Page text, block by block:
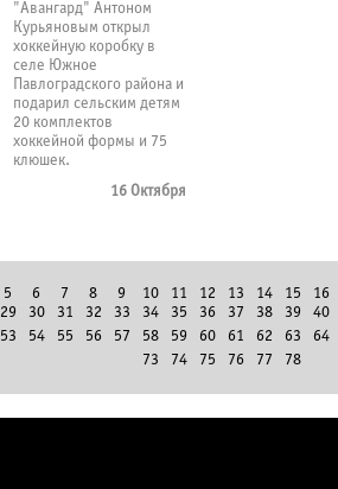
"Авангард" Антоном
Курьяновым открыл
хоккейную коробку в
селе Южное
Павлоградского района и
подарил сельским детям
20 комплектов
хоккейной формы и 75
клюшек.
16 Октября
5 6 7 8 9 10 11 12 13 14 15
16
29 30 31 32 33 34 35 36 37 38 39
40
53 54 55 56 57 58 59 60 61 62 63
64
73
74 75 76 77 78